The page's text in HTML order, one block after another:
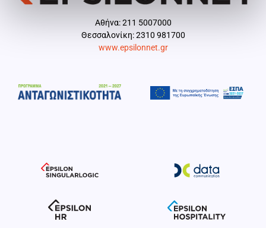
Aθήνα: 211 5007000
Θεσσαλονίκη: 2310 981700
www.epsilonnet.gr